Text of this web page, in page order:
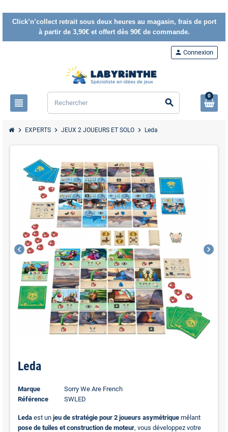
Click’n’collect retrait sous deux heures au magasin, frais de port
à partir de 3,90€ et offert dès 90€ de commande.
view_headline search
person Connexion
0
chevron_right EXPERTS chevron_right JEUX 2 JOUEURS ET SOLO chevron_right Leda
chevron_left chevron_right
Leda
Marque
Sorry We Are French
Référence
SWLED
Leda est un jeu de stratégie pour 2 joueurs asymétrique mêlant
pose de tuiles et construction de moteur, vous développez votre